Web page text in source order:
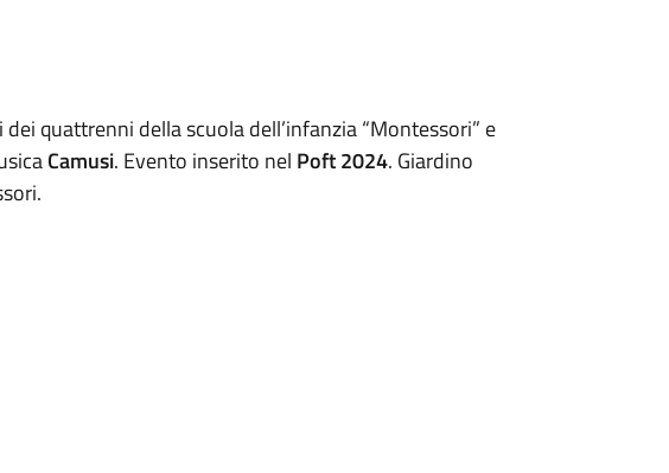
quattrenni della scuola dell’infanzia “Montessori” e
Camusi. Evento inserito nel Poft 2024. Giardino